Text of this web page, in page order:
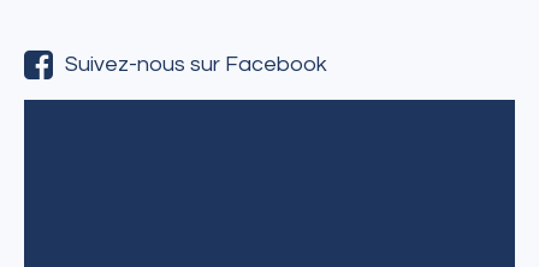
Suivez-nous sur Facebook